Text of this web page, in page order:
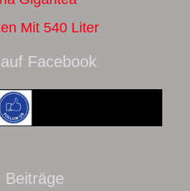
Mit 540 Liter
Facebook
Beiträge